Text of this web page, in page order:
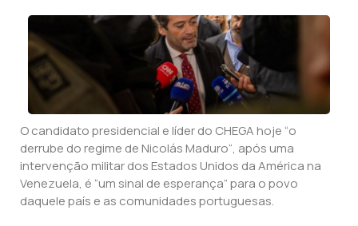
O candidato presidencial e líder do CHEGA hoje “o
derrube do regime de Nicolás Maduro“, após uma
intervenção militar dos Estados Unidos da América na
Venezuela, é “um sinal de esperança” para o povo
daquele país e as comunidades portuguesas.